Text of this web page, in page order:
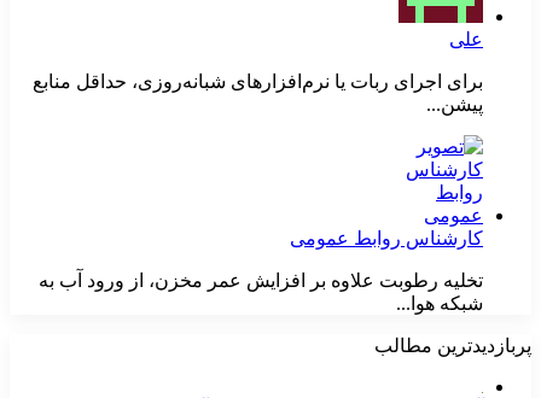
علی
برای اجرای ربات یا نرم‌افزارهای شبانه‌روزی، حداقل منابع
پیشن...
کارشناس روابط عمومی
تخلیه رطوبت علاوه بر افزایش عمر مخزن، از ورود آب به
شبکه هوا...
پربازدیدترین مطالب